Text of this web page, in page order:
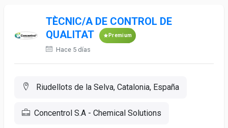
TÈCNIC/A DE CONTROL DE
QUALITAT
Premium
Hace 5 días
Riudellots de la Selva, Catalonia, España
Concentrol S.A - Chemical Solutions